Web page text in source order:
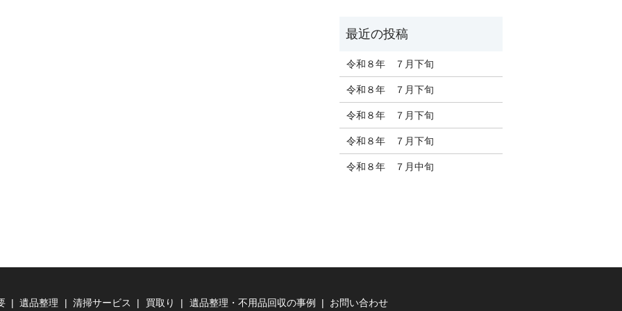
令和８年 ７月下旬
令和８年 ７月下旬
令和８年 ７月下旬
令和８年 ７月下旬
令和８年 ７月中旬
遺品整理 清掃サービス 買取り 遺品整理・不用品回収の事例 お問い合わせ